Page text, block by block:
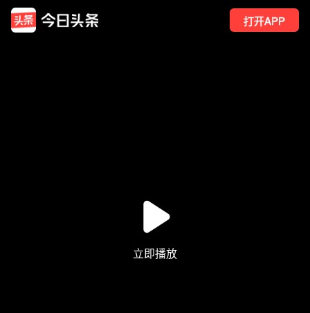
打开APP